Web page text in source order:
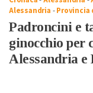
Alessandria -Provincia
Padroncini e
ginocchio per
Alessandria e